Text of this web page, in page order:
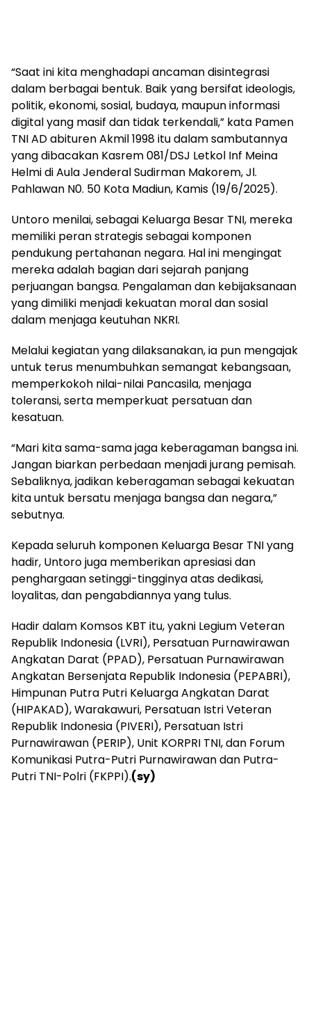
“Saat ini kita menghadapi ancaman disintegrasi
dalam berbagai bentuk. Baik yang bersifat ideologis,
politik, ekonomi, sosial, budaya, maupun informasi
digital yang masif dan tidak terkendali,” kata Pamen
TNI AD abituren Akmil 1998 itu dalam sambutannya
yang dibacakan Kasrem 081/DSJ Letkol Inf Meina
Helmi di Aula Jenderal Sudirman Makorem, Jl.
Pahlawan N0. 50 Kota Madiun, Kamis (19/6/2025).
Untoro menilai, sebagai Keluarga Besar TNI, mereka
memiliki peran strategis sebagai komponen
pendukung pertahanan negara. Hal ini mengingat
mereka adalah bagian dari sejarah panjang
perjuangan bangsa. Pengalaman dan kebijaksanaan
yang dimiliki menjadi kekuatan moral dan sosial
dalam menjaga keutuhan NKRI.
Melalui kegiatan yang dilaksanakan, ia pun mengajak
untuk terus menumbuhkan semangat kebangsaan,
memperkokoh nilai-nilai Pancasila, menjaga
toleransi, serta memperkuat persatuan dan
kesatuan.
“Mari kita sama-sama jaga keberagaman bangsa ini.
Jangan biarkan perbedaan menjadi jurang pemisah.
Sebaliknya, jadikan keberagaman sebagai kekuatan
kita untuk bersatu menjaga bangsa dan negara,”
sebutnya.
Kepada seluruh komponen Keluarga Besar TNI yang
hadir, Untoro juga memberikan apresiasi dan
penghargaan setinggi-tingginya atas dedikasi,
loyalitas, dan pengabdiannya yang tulus.
Hadir dalam Komsos KBT itu, yakni Legium Veteran
Republik Indonesia (LVRI), Persatuan Purnawirawan
Angkatan Darat (PPAD), Persatuan Purnawirawan
Angkatan Bersenjata Republik Indonesia (PEPABRI),
Himpunan Putra Putri Keluarga Angkatan Darat
(HIPAKAD), Warakawuri, Persatuan Istri Veteran
Republik Indonesia (PIVERI), Persatuan Istri
Purnawirawan (PERIP), Unit KORPRI TNI, dan Forum
Komunikasi Putra-Putri Purnawirawan dan Putra-
Putri TNI-Polri (FKPPI).(sy)